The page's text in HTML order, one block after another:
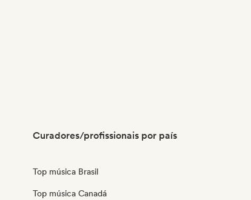
Curadores/profissionais por país
Top música Brasil
Top música Canadá